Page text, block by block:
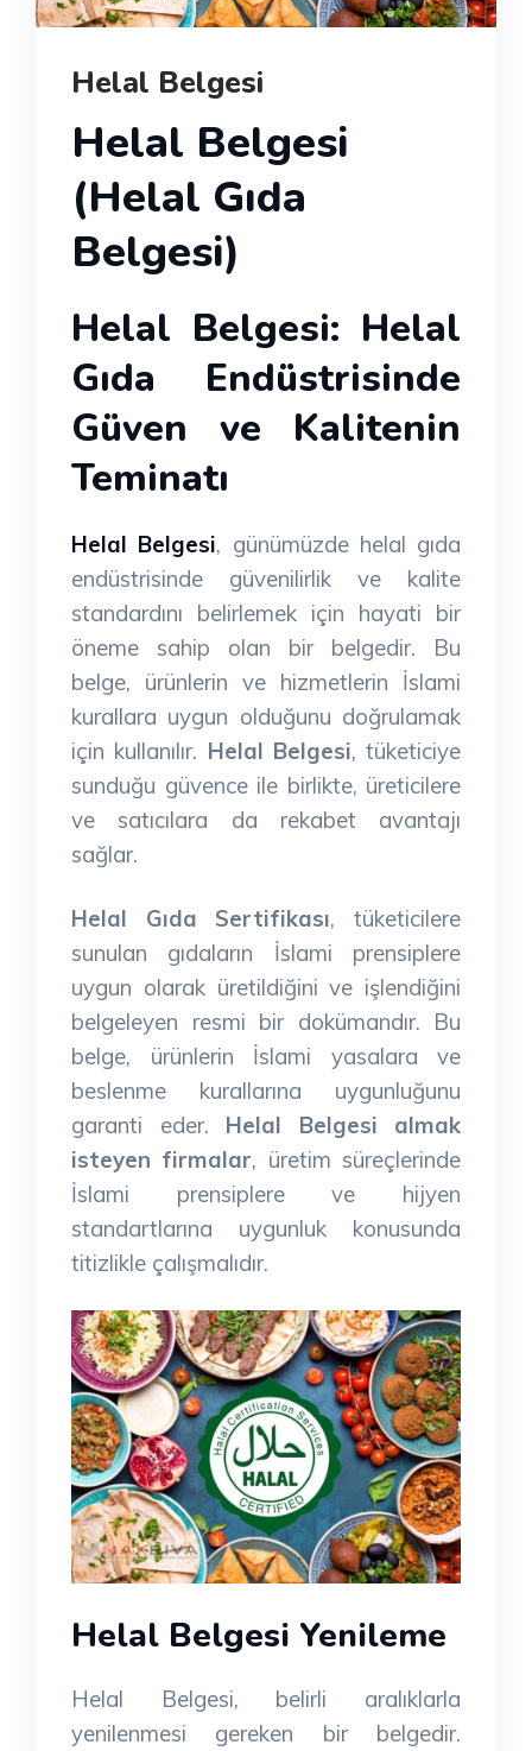
Helal Belgesi
Helal Belgesi
(Helal Gıda
Belgesi)
Helal Belgesi: Helal
Gıda Endüstrisinde
Güven ve Kalitenin
Teminatı
Helal Belgesi, günümüzde helal gıda
endüstrisinde güvenilirlik ve kalite
standardını belirlemek için hayati bir
öneme sahip olan bir belgedir. Bu
belge, ürünlerin ve hizmetlerin İslami
kurallara uygun olduğunu doğrulamak
için kullanılır. Helal Belgesi, tüketiciye
sunduğu güvence ile birlikte, üreticilere
ve satıcılara da rekabet avantajı
sağlar.
Helal Gıda Sertifikası, tüketicilere
sunulan gıdaların İslami prensiplere
uygun olarak üretildiğini ve işlendiğini
belgeleyen resmi bir dokümandır. Bu
belge, ürünlerin İslami yasalara ve
beslenme kurallarına uygunluğunu
garanti eder. Helal Belgesi almak
isteyen firmalar, üretim süreçlerinde
İslami prensiplere ve hijyen
standartlarına uygunluk konusunda
titizlikle çalışmalıdır.
Helal Belgesi Yenileme
Helal Belgesi, belirli aralıklarla
yenilenmesi gereken bir belgedir.